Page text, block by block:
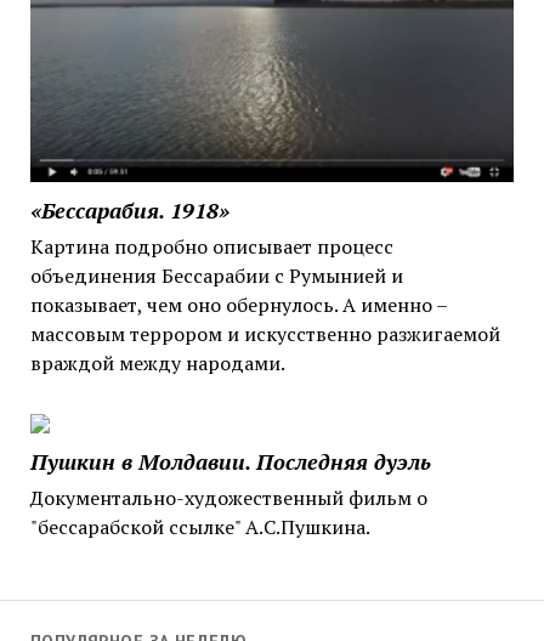
«Бессарабия. 1918»
Картина подробно описывает процесс
объединения Бессарабии с Румынией и
показывает, чем оно обернулось. А именно –
массовым террором и искусственно разжигаемой
враждой между народами.
Пушкин в Молдавии. Последняя дуэль
Документально-художественный фильм о
"бессарабской ссылке" А.С.Пушкина.